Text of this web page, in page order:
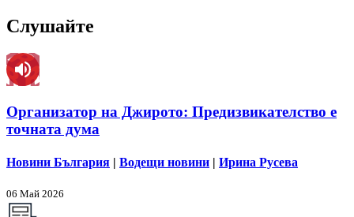
Слушайте
Организатор на Джирото: Предизвикателство е
точната дума
Новини България | Водещи новини | Ирина Русева
06 Май 2026